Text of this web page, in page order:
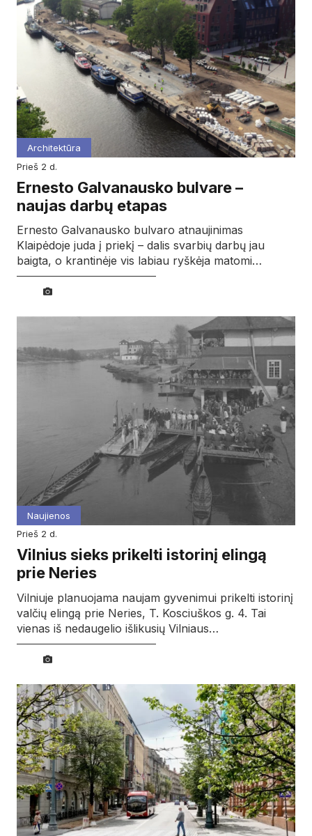
Architektūra
prieš 2 d.
Ernesto Galvanausko bulvare –
naujas darbų etapas
Ernesto Galvanausko bulvaro atnaujinimas
Klaipėdoje juda į priekį – dalis svarbių darbų jau
baigta, o krantinėje vis labiau ryškėja matomi…
Naujienos
prieš 2 d.
Vilnius sieks prikelti istorinį elingą
prie Neries
Vilniuje planuojama naujam gyvenimui prikelti istorinį
valčių elingą prie Neries, T. Kosciuškos g. 4. Tai
vienas iš nedaugelio išlikusių Vilniaus…